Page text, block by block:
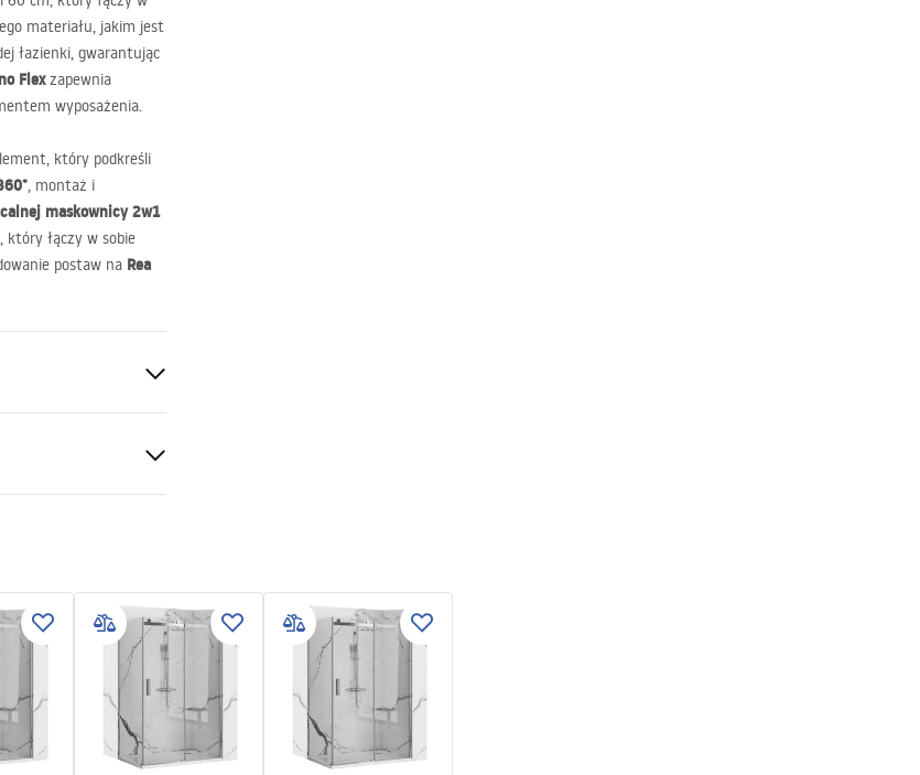
materiału, jakim jest
łazienki, gwarantując
Flexzapewnia
wyposażenia.
który podkreśli
, montaż i
maskownicy 2w1
który łączy w sobie
postaw na Rea
konstrukcji
elementy